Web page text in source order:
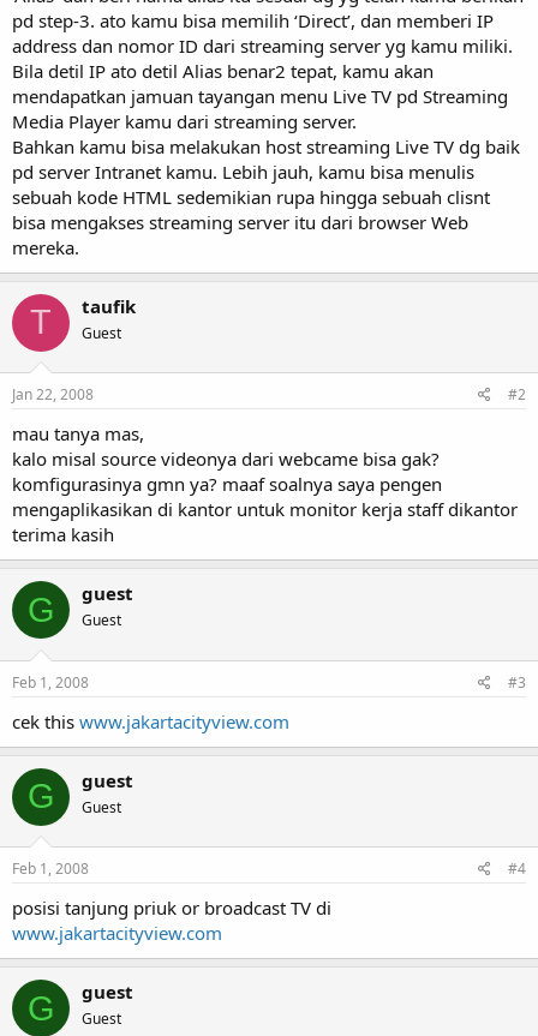
pd step-3. ato kamu bisa memilih ‘Direct’, dan memberi IP
address dan nomor ID dari streaming server yg kamu miliki.
Bila detil IP ato detil Alias benar2 tepat, kamu akan
mendapatkan jamuan tayangan menu Live TV pd Streaming
Media Player kamu dari streaming server.
Bahkan kamu bisa melakukan host streaming Live TV dg baik
pd server Intranet kamu. Lebih jauh, kamu bisa menulis
sebuah kode HTML sedemikian rupa hingga sebuah clisnt
bisa mengakses streaming server itu dari browser Web
mereka.
T taufik
Guest
Jan 22, 2008 #2
mau tanya mas,
kalo misal source videonya dari webcame bisa gak?
komfigurasinya gmn ya? maaf soalnya saya pengen
mengaplikasikan di kantor untuk monitor kerja staff dikantor
terima kasih
G guest
Guest
Feb 1, 2008 #3
cek this www.jakartacityview.com
G guest
Guest
Feb 1, 2008 #4
posisi tanjung priuk or broadcast TV di
www.jakartacityview.com
G guest
Guest